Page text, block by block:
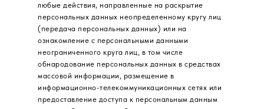
любые действия, направленные на раскрытие
персональных данных неопределенному кругу лиц
(передача персональных данных) или на
ознакомление с персональными данными
неограниченного круга лиц, в том числе
обнародование персональных данных в средствах
массовой информации, размещение в
информационно-телекоммуникационных сетях или
предоставление доступа к персональным данным